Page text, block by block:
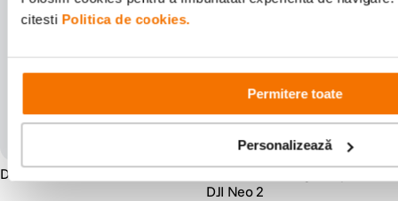
citesti Politica de cookies.
Permitere toate
Personalizează
DJI FPV Remote Controller 2
DJI Neo 2